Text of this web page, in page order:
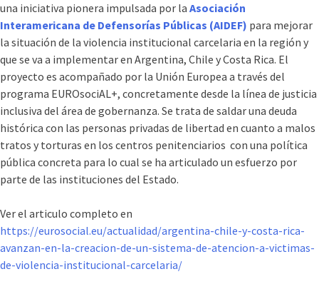
una iniciativa pionera impulsada por la Asociación
Interamericana de Defensorías Públicas (AIDEF) para mejorar
la situación de la violencia institucional carcelaria en la región y
que se va a implementar en Argentina, Chile y Costa Rica. El
proyecto es acompañado por la Unión Europea a través del
programa EUROsociAL+, concretamente desde la línea de justicia
inclusiva del área de gobernanza. Se trata de saldar una deuda
histórica con las personas privadas de libertad en cuanto a malos
tratos y torturas en los centros penitenciarios con una política
pública concreta para lo cual se ha articulado un esfuerzo por
parte de las instituciones del Estado.
Ver el articulo completo en
https://eurosocial.eu/actualidad/argentina-chile-y-costa-rica-
avanzan-en-la-creacion-de-un-sistema-de-atencion-a-victimas-
de-violencia-institucional-carcelaria/